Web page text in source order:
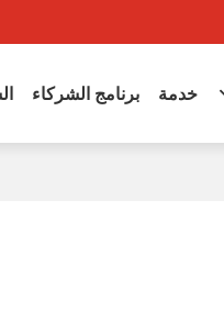
خدمة برنامج الشركاء